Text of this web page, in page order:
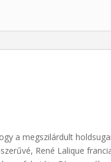
a megszilárdult
René Lalique